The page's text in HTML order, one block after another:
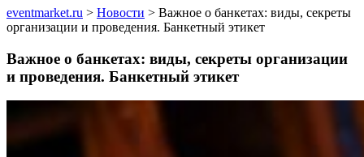
eventmarket.ru > Новости > Важное о банкетах: виды, секреты
организации и проведения. Банкетный этикет
Важное о банкетах: виды, секреты организации
и проведения. Банкетный этикет